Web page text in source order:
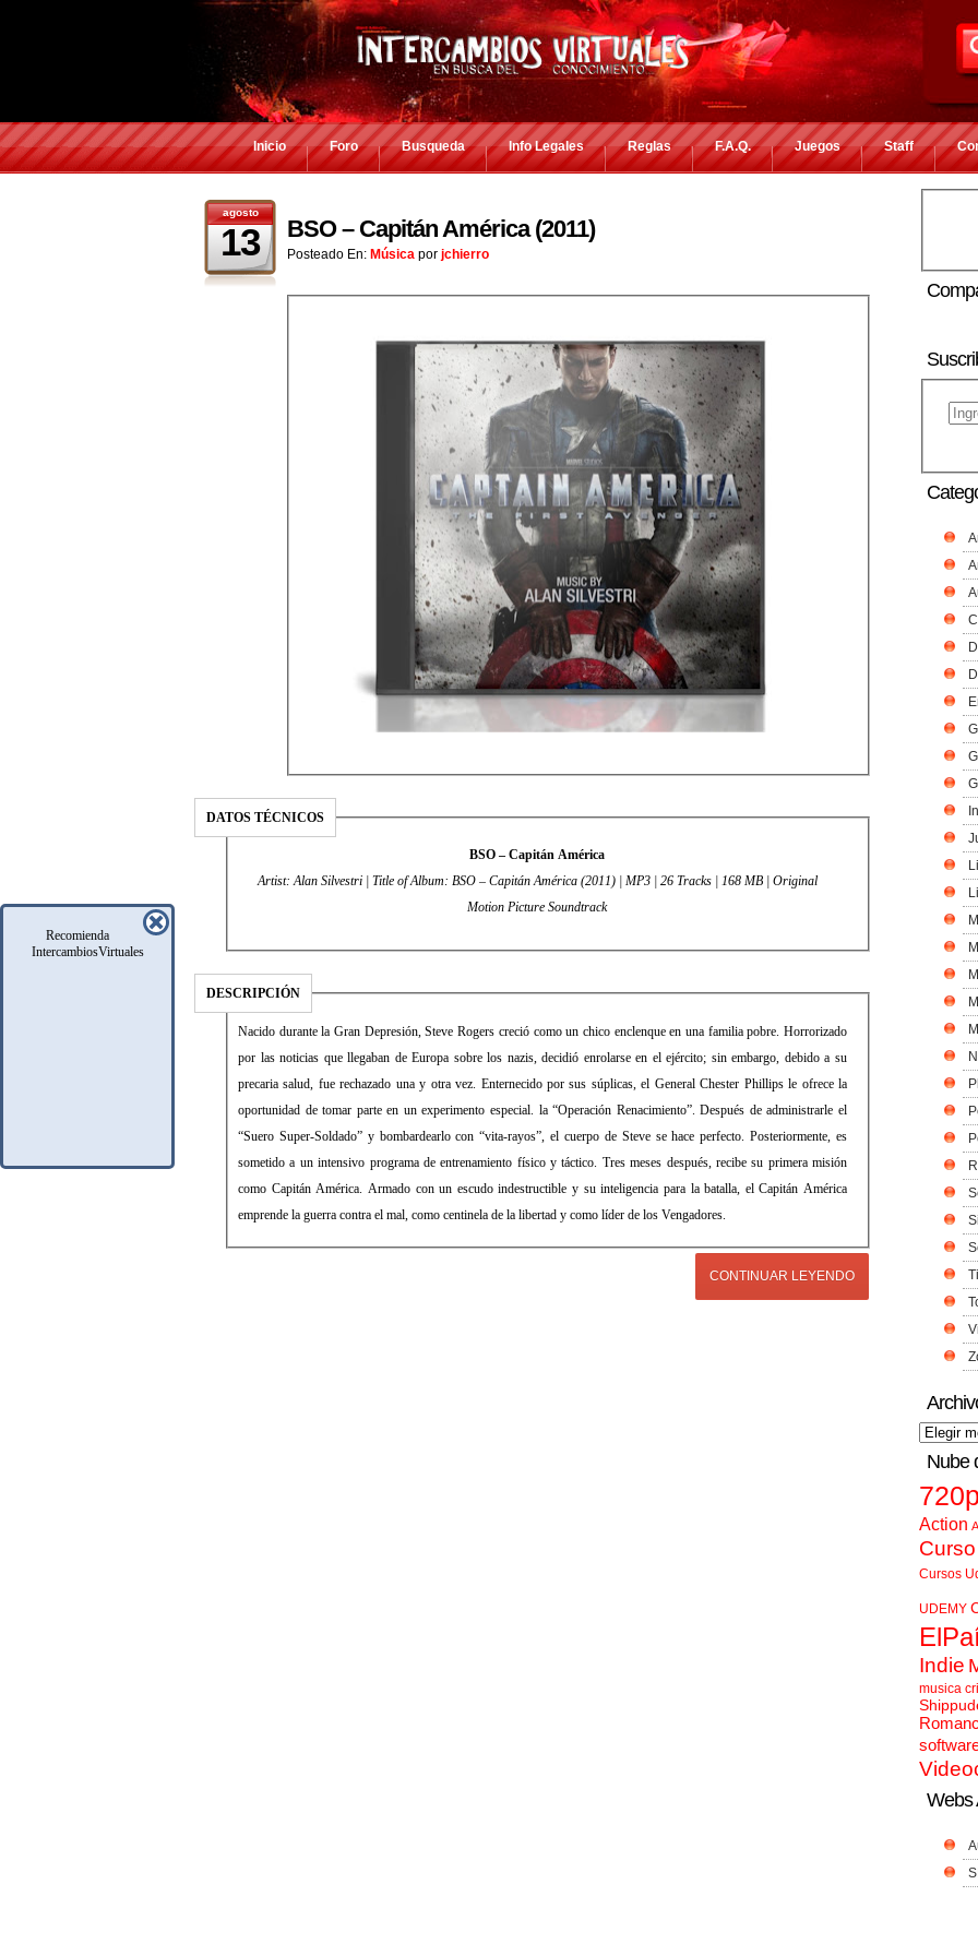
Recomienda
IntercambiosVirtuales
Inicio Foro Busqueda Info Legales Reglas F.A.Q. Juegos Staff
agosto
13 BSO – Capitán América (2011)
Posteado En: Música por jchierro
DATOS TÉCNICOS
BSO – Capitán América
Artist: Alan Silvestri | Title of Album: BSO – Capitán América (2011) | MP3 | 26 Tracks | 168 MB | Original
Motion Picture Soundtrack
DESCRIPCIÓN
Nacido durante la Gran Depresión, Steve Rogers creció como un chico enclenque en una familia pobre. Horrorizado
por las noticias que llegaban de Europa sobre los nazis, decidió enrolarse en el ejército; sin embargo, debido a su
precaria salud, fue rechazado una y otra vez. Enternecido por sus súplicas, el General Chester Phillips le ofrece la
oportunidad de tomar parte en un experimento especial. la “Operación Renacimiento”. Después de administrarle el
“Suero Super-Soldado” y bombardearlo con “vita-rayos”, el cuerpo de Steve se hace perfecto. Posteriormente, es
sometido a un intensivo programa de entrenamiento físico y táctico. Tres meses después, recibe su primera misión
como Capitán América. Armado con un escudo indestructible y su inteligencia para la batalla, el Capitán América
emprende la guerra contra el mal, como centinela de la libertad y como líder de los Vengadores.
CONTINUAR LEYENDO
Nube
Action
Cursos
UDEMY
Indie
musica
Webs